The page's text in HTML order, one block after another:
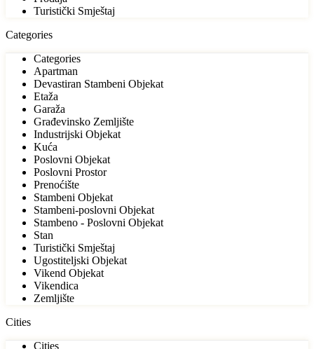
Turistički Smještaj
Categories
Categories
Apartman
Devastiran Stambeni Objekat
Etaža
Garaža
Građevinsko Zemljište
Industrijski Objekat
Kuća
Poslovni Objekat
Poslovni Prostor
Prenoćište
Stambeni Objekat
Stambeni-poslovni Objekat
Stambeno - Poslovni Objekat
Stan
Turistički Smještaj
Ugostiteljski Objekat
Vikend Objekat
Vikendica
Zemljište
Cities
Cities